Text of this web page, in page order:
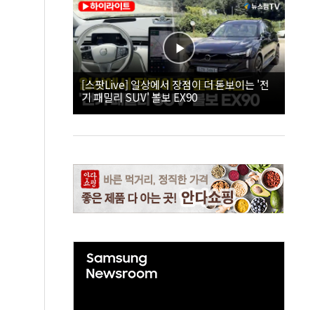
[스팟Live] 일상에서 장점이 더 돋보이는 '전
기 패밀리 SUV' 볼보 EX90